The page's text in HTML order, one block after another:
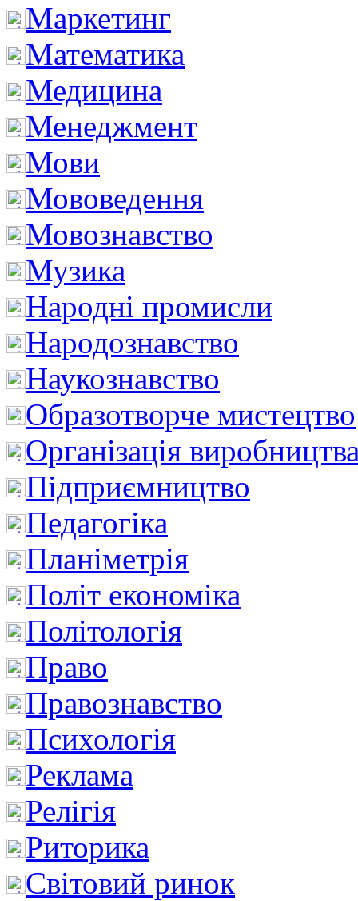
Маркетинг
Математика
Медицина
Менеджмент
Мови
Мововедення
Мовознавство
Музика
Народні промисли
Народознавство
Наукознавство
Образотворче мистецтво
Організація
Підприємництво
Педагогіка
Планіметрія
Політ економіка
Політологія
Право
Правознавство
Психологія
Реклама
Релігія
Риторика
Світовий ринок